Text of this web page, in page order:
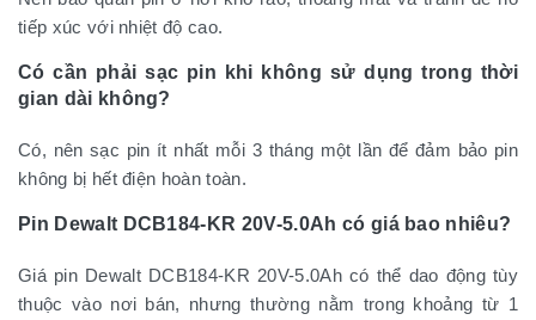
tiếp xúc với nhiệt độ cao.
Có cần phải sạc pin khi không sử dụng trong thời
gian dài không?
Có, nên sạc pin ít nhất mỗi 3 tháng một lần để đảm bảo pin
không bị hết điện hoàn toàn.
Pin Dewalt DCB184-KR 20V-5.0Ah có giá bao nhiêu?
Giá pin Dewalt DCB184-KR 20V-5.0Ah có thể dao động tùy
thuộc vào nơi bán, nhưng thường nằm trong khoảng từ 1